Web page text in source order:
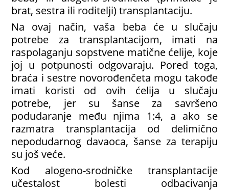
brat, sestra ili roditelji) transplantaciju.
Na ovaj način, vaša beba će u slučaju
potrebe za transplantacijom, imati na
raspolaganju sopstvene matične ćelije, koje
joj u potpunosti odgovaraju. Pored toga,
braća i sestre novorođenčeta mogu takođe
imati koristi od ovih ćelija u slučaju
potrebe, jer su šanse za savršeno
podudaranje među njima 1:4, a ako se
razmatra transplantacija od delimično
nepodudarnog davaoca, šanse za terapiju
su još veće.
Kod alogeno-srodničke transplantacije
učestalost bolesti odbacivanja